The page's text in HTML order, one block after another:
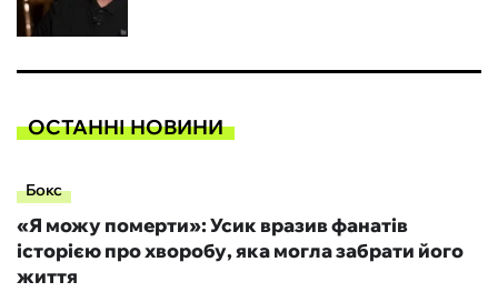
ОСТАННІ НОВИНИ
Бокс
«Я можу померти»: Усик вразив фанатів
історією про хворобу, яка могла забрати його
життя